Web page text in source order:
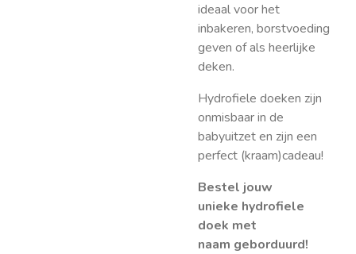
ideaal voor het
inbakeren, borstvoeding
geven of als heerlijke
deken.
Hydrofiele doeken zijn
onmisbaar in de
babyuitzet en zijn een
perfect (kraam)cadeau!
Bestel jouw
unieke hydrofiele
doek met
naam geborduurd!